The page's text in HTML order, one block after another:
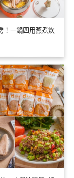
！一鍋四用蒸煮炊